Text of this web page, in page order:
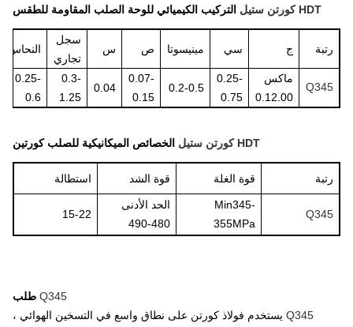
ل التركيب الكيميائي للوحة الصلب المقاومة للطقس
ج مينيسوتا ص
تجاري
النحاس ني
ماكس
0.12.00
0.25-
0.75
0.2-0.5
0.07-
0.25-
0.6
ل الخصائص الميكانيكية للصلب كورتين
قوة الغلة قوة الشد استطالة
Min345-
355MPa
الحد الأدنى
15-22
Q345طلب
Q345يستخدم فولاذ كورتن على نطاق واسع في التسخين الهوائي ،